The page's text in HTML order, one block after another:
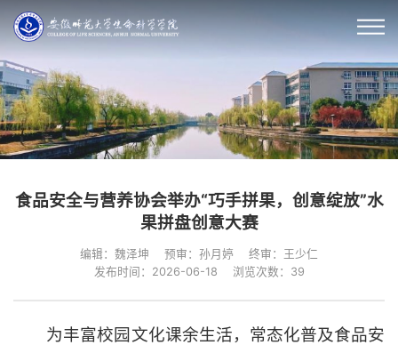
食品安全与营养协会举办“巧手拼果，创意绽放”水
果拼盘创意大赛
编辑：魏泽坤 预审：孙月婷
终审：王少仁
发布时间：2026-06-18
浏览次数： 39
为丰富校园文化课余生活，常态化普及食品安